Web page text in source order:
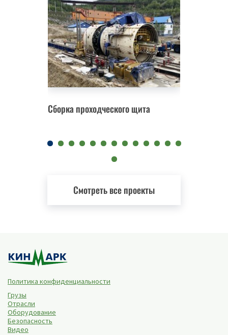
Сборка проходческого щита
Смотреть все проекты
Политика конфиденциальности
Грузы
Отрасли
Оборудование
Безопасность
Видео